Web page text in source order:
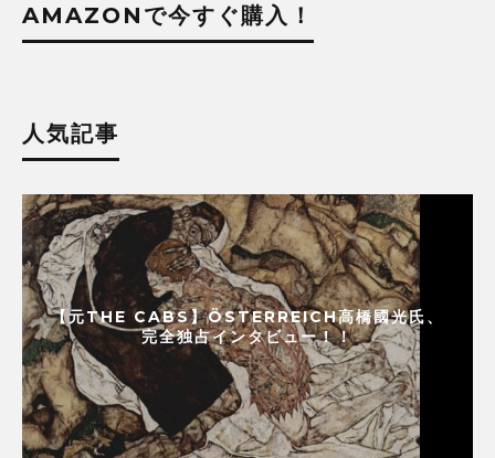
AMAZONで今すぐ購入！
人気記事
【元THE CABS】ÖSTERREICH高橋國光氏、
完全独占インタビュー！！